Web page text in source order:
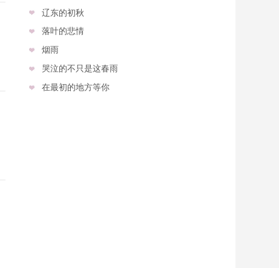
辽东的初秋
落叶的悲情
烟雨
哭泣的不只是这春雨
在最初的地方等你